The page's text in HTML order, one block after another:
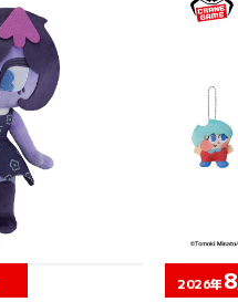
2026年8